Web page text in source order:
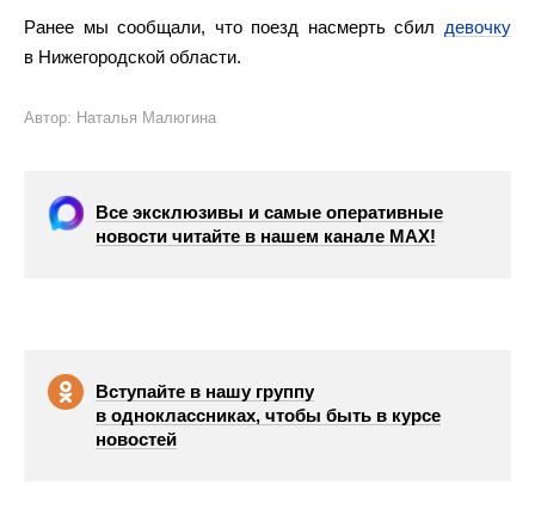
Ранее мы сообщали, что поезд насмерть сбил девочку
в Нижегородской области.
Автор: Наталья Малюгина
Все эксклюзивы и самые оперативные
новости читайте в нашем канале МАХ!
Вступайте в нашу группу
в одноклассниках, чтобы быть в курсе
новостей